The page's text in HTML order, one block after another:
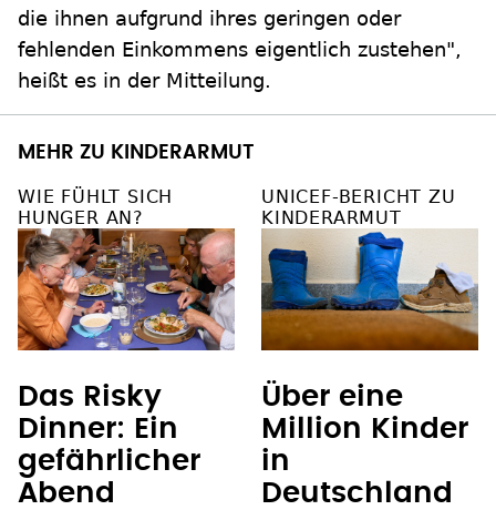
die ihnen aufgrund ihres geringen oder
fehlenden Einkommens eigentlich zustehen",
heißt es in der Mitteilung.
MEHR ZU KINDERARMUT
WIE FÜHLT SICH
HUNGER AN?
Das Risky
Dinner: Ein
gefährlicher
Abend
UNICEF-BERICHT ZU
KINDERARMUT
Über eine
Million Kinder
in
Deutschland